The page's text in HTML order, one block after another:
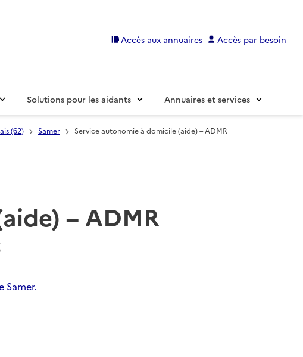
Accès aux annuaires Accès par besoin
Solutions pour les aidants Annuaires et services
(62) Samer Service autonomie à domicile (aide) – ADMR
– ADMR
Samer.